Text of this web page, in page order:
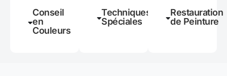
Conseil
en
Couleurs
Techniques
Spéciales
Restauration
de Peinture